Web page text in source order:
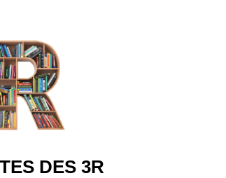
DES 3R